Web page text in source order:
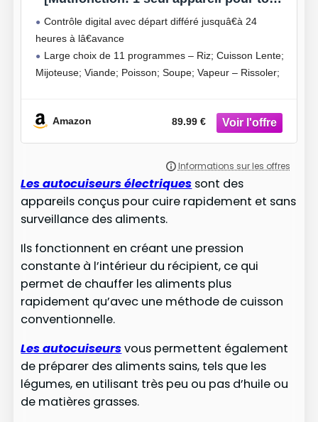
Programmes, Cuiseur de riz, Panier
Vapeur, Départ Différé, Ecran LED)
Multicuiseur 21850-56
Contrôle digital avec départ différé jusquâ€à 24
heures à lâ€avance
Large choix de 11 programmes – Riz; Cuisson Lente;
Mijoteuse; Viande; Poisson; Soupe; Vapeur – Rissoler;
Fonction maintien
Amazon 89.99 €
Les autocuiseurs électriques sont des
appareils conçus pour cuire rapidement et sans
surveillance des aliments.
Ils fonctionnent en créant une pression
constante à l’intérieur du récipient, ce qui
permet de chauffer les aliments plus
rapidement qu’avec une méthode de cuisson
conventionnelle.
Les autocuiseursvous permettent également
de préparer des aliments sains, tels que les
légumes, en utilisant très peu ou pas d’huile ou
de matières grasses.